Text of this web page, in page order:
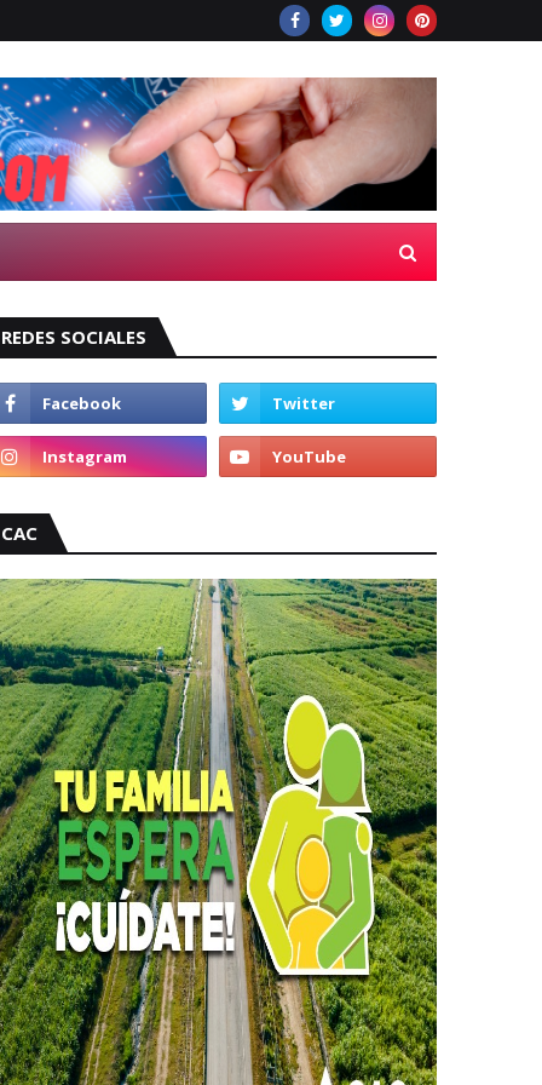
REDES SOCIALES
CAC